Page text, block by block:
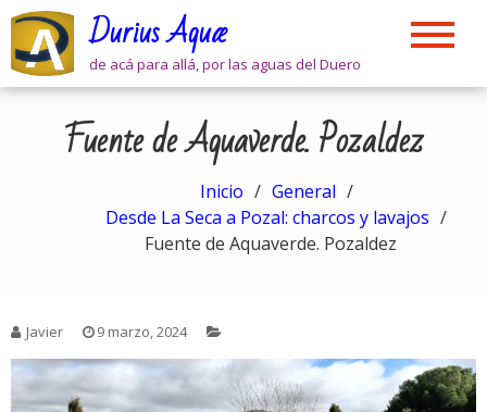
Skip
content
Durius Aquæ
de acá para allá, por las aguas del Duero
Fuente de Aquaverde. Pozaldez
Inicio
General
Desde La Seca a Pozal: charcos y lavajos
Fuente de Aquaverde. Pozaldez
Javier 9 marzo, 2024